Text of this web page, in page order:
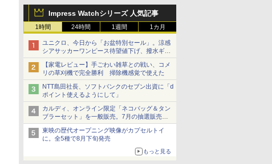
Impress Watchシリーズ 人気記事
1時間 24時間 1週間 1カ月
ユニクロ、今日から「お盆特別セール」。涼感
シアサッカーワンピース待望値下げ、撥水ギア
ショーツは1990円に
【家電レビュー】手ごわい雑草との戦い、コメ
リの草刈機で完全勝利 掃除機感覚で使えた
NTT島田社長、ソフトバンクのセブン出資に「d
ポイント使えるようにして」
カルディ、オンライン限定「ネコバッグ＆タン
ブラーセット」を一般販売。7月の抽選販売の
当選無効分
東映の歴代オープニング映像がカプセルトイ
に。全5種で8月下旬発売
もっと見る